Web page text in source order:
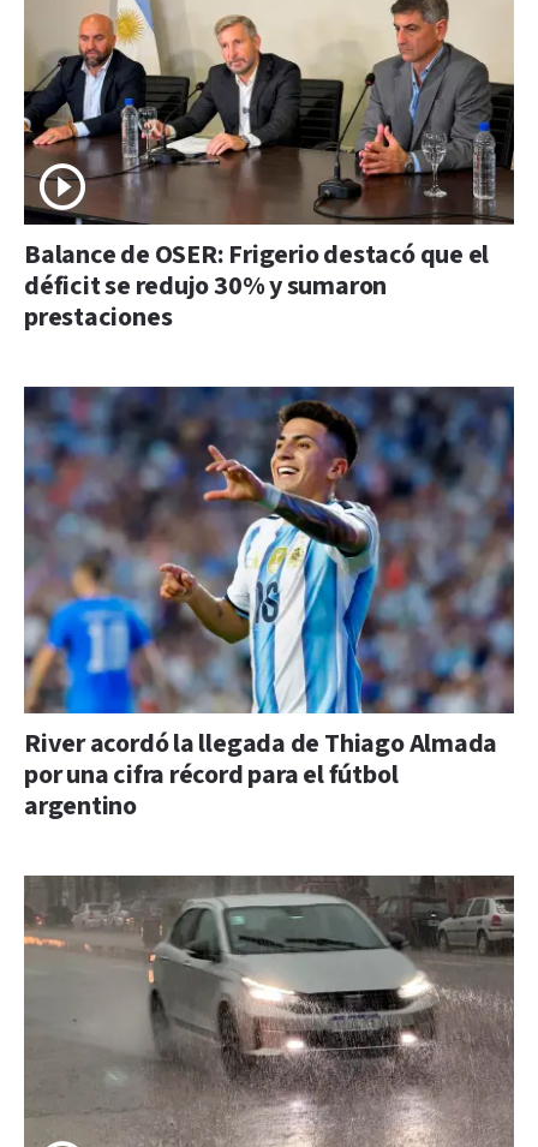
Balance de OSER: Frigerio destacó que el
déficit se redujo 30% y sumaron
prestaciones
River acordó la llegada de Thiago Almada
por una cifra récord para el fútbol
argentino